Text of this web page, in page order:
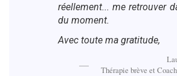
réellement... me retrouver
du moment.
Avec toute ma gratitude,
Thérapie brève et